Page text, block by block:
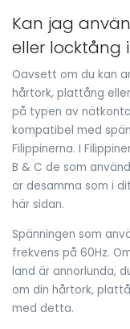
Kan jag
eller locktång
Oavsett om du kan
hårtork, plattång
på typen av
kompatibel med
Filippinerna. I
B & C de som
är desamma som i
här sidan.
Spänningen som
frekvens på 60Hz.
land är annorlunda,
om din hårtork,
med detta.